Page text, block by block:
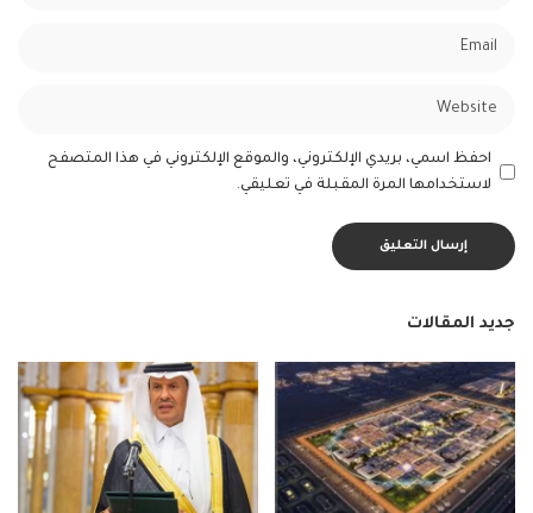
احفظ اسمي، بريدي الإلكتروني، والموقع الإلكتروني في هذا المتصفح
لاستخدامها المرة المقبلة في تعليقي.
جديد المقالات